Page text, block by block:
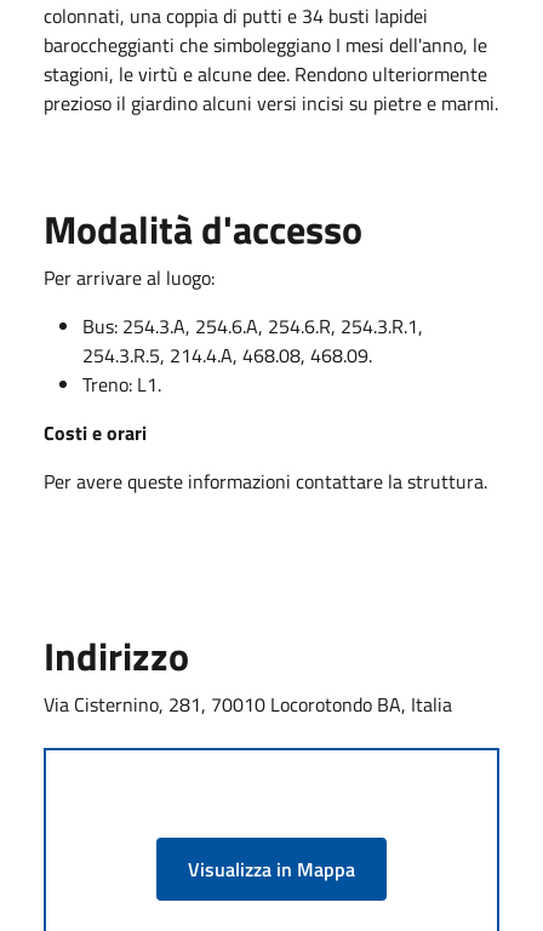
colonnati, una coppia di putti e 34 busti lapidei
baroccheggianti che simboleggiano I mesi dell'anno, le
stagioni, le virtù e alcune dee. Rendono ulteriormente
prezioso il giardino alcuni versi incisi su pietre e marmi.
Modalità d'accesso
Per arrivare al luogo:
Bus: 254.3.A, 254.6.A, 254.6.R, 254.3.R.1,
254.3.R.5, 214.4.A, 468.08, 468.09.
Treno: L1.
Costi e orari
Per avere queste informazioni contattare la struttura.
Indirizzo
Via Cisternino, 281, 70010 Locorotondo BA, Italia
Visualizza in Mappa